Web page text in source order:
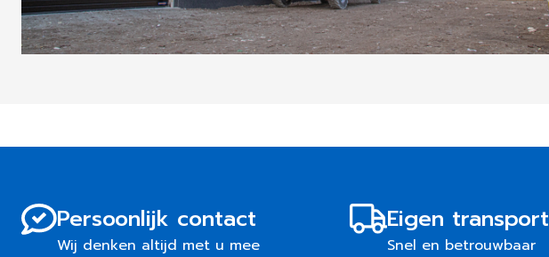
Persoonlijk contact
Wij denken altijd met u mee
Eigen transport
Snel en betrouwbaar